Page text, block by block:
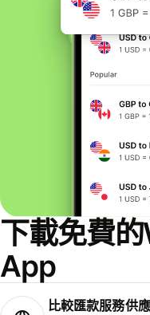
下載免費
App
比較匯款服務供